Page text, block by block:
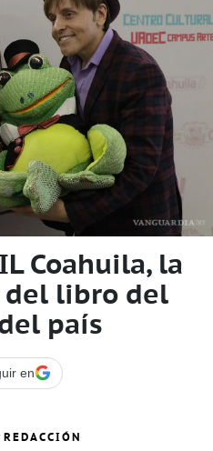
Coahuila, la
libro del
país
en
REDACCIÓN